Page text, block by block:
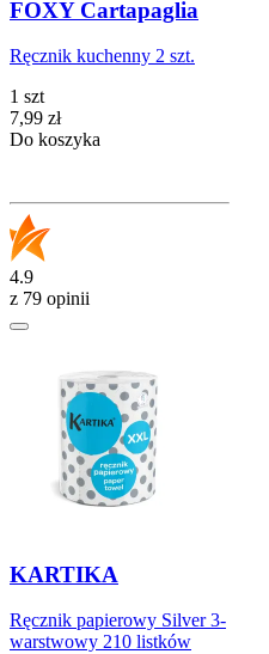
FOXY Cartapaglia
Ręcznik kuchenny 2 szt.
1 szt
Cena
7,99 zł
Do koszyka
4.9
z 79 opinii
KARTIKA
Ręcznik papierowy Silver 3-
warstwowy 210 listków